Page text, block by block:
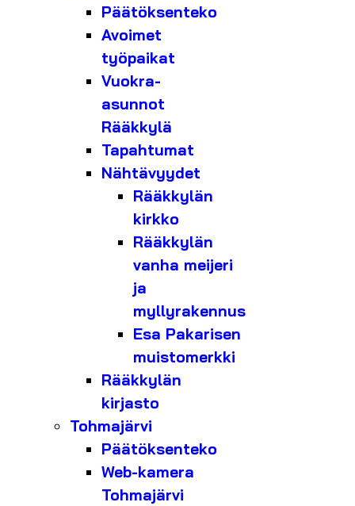
Päätöksenteko
Avoimet
työpaikat
Vuokra-
asunnot
Rääkkylä
Tapahtumat
Nähtävyydet
Rääkkylän
kirkko
Rääkkylän
vanha meijeri
ja
myllyrakennus
Esa Pakarisen
muistomerkki
Rääkkylän
kirjasto
Tohmajärvi
Päätöksenteko
Web-kamera
Tohmajärvi